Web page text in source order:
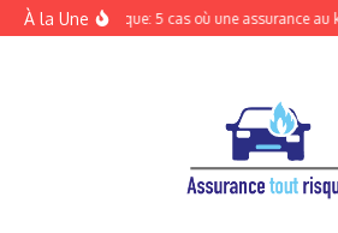
Aller au contenu
À la UneTout risque: 5 cas où une assurance au